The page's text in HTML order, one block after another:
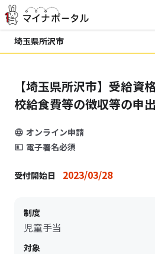
埼玉県所沢市
【埼玉県所沢市】受給資
校給食費等の徴収等の申出
オンライン申請
電子署名必須
受付開始日 2023/03/28
制度
児童手当
対象